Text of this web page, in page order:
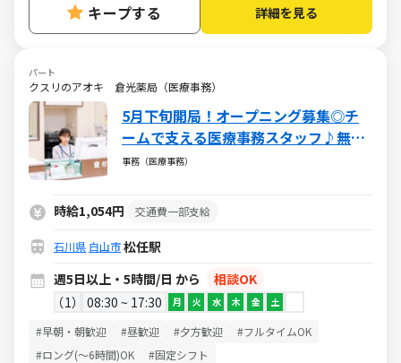
キープする 詳細を見る
パート
クスリのアオキ 倉光薬局（医療事務）
5月下旬開局！オープニング募集◎チ
ームで支える医療事務スタッフ♪無資
格・未経験から挑戦できる安心の環境
事務（医療事務）
時給1,054円 交通費一部支給
石川県 白山市松任駅
週5日以上・5時間/日 から
相談OK
1
08:30 ~ 17:30 月 火 水 木 金 土
#早朝・朝歓迎 #昼歓迎 #夕方歓迎
#フルタイムOK
#ロング(～6時間)OK
#固定シフト